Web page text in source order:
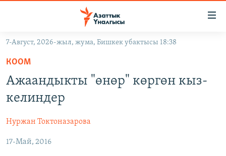
Навигацияга
өтүңүз
Издөөгө
салыңыз
ЭКОНОМИКА
МАДАНИЯТ
БОРБОР АЗИЯ
АТАЙЫН ИЛИКТӨӨ
ТВ ПРОГРАММАЛАР
7-Август, 2026-жыл, жума, Бишкек убактысы 18:38
КООМ
Ажаандыкты "өнөр" көргөн кыз-
келиндер
Нуржан Токтоназарова
17-Май, 2016